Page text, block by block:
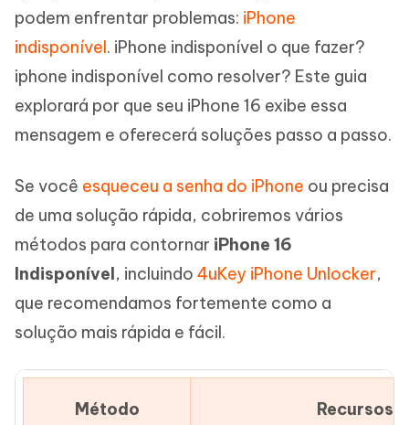
podem enfrentar problemas: iPhone
indisponível. iPhone indisponível o que fazer?
iphone indisponível como resolver? Este guia
explorará por que seu iPhone 16 exibe essa
mensagem e oferecerá soluções passo a passo.
Se você esqueceu a senha do iPhone ou precisa
de uma solução rápida, cobriremos vários
métodos para contornar iPhone 16
Indisponível, incluindo 4uKey iPhone Unlocker,
que recomendamos fortemente como a
solução mais rápida e fácil.
Método Recursos